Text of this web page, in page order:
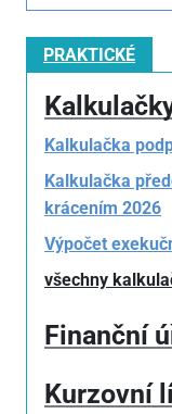
PRAKTICKÉ
Kalkulačka
Kalkulačka
krácením 2026
Výpočet
všechny
Finanční
Kurzovní